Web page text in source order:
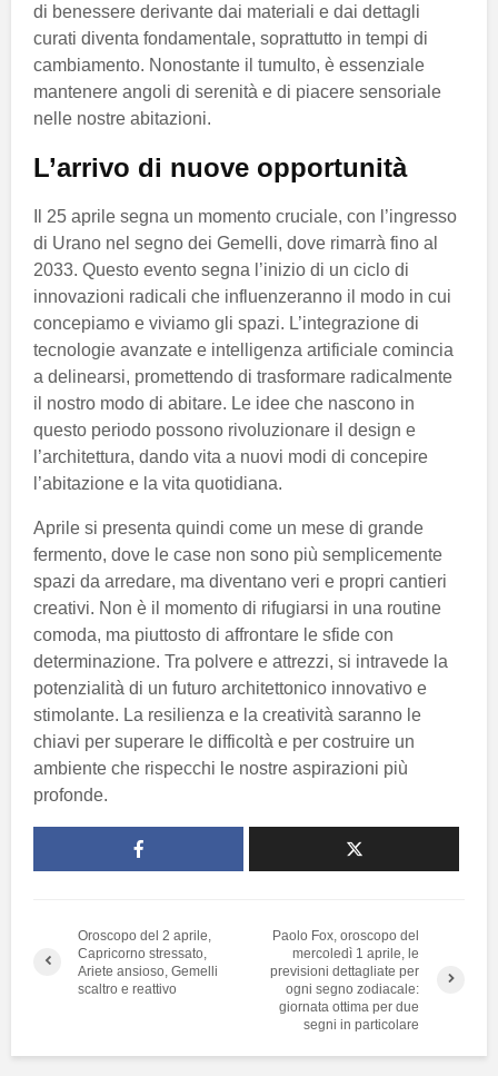
di benessere derivante dai materiali e dai dettagli
curati diventa fondamentale, soprattutto in tempi di
cambiamento. Nonostante il tumulto, è essenziale
mantenere angoli di serenità e di piacere sensoriale
nelle nostre abitazioni.
L’arrivo di nuove opportunità
Il 25 aprile segna un momento cruciale, con l’ingresso
di Urano nel segno dei Gemelli, dove rimarrà fino al
2033. Questo evento segna l’inizio di un ciclo di
innovazioni radicali che influenzeranno il modo in cui
concepiamo e viviamo gli spazi. L’integrazione di
tecnologie avanzate e intelligenza artificiale comincia
a delinearsi, promettendo di trasformare radicalmente
il nostro modo di abitare. Le idee che nascono in
questo periodo possono rivoluzionare il design e
l’architettura, dando vita a nuovi modi di concepire
l’abitazione e la vita quotidiana.
Aprile si presenta quindi come un mese di grande
fermento, dove le case non sono più semplicemente
spazi da arredare, ma diventano veri e propri cantieri
creativi. Non è il momento di rifugiarsi in una routine
comoda, ma piuttosto di affrontare le sfide con
determinazione. Tra polvere e attrezzi, si intravede la
potenzialità di un futuro architettonico innovativo e
stimolante. La resilienza e la creatività saranno le
chiavi per superare le difficoltà e per costruire un
ambiente che rispecchi le nostre aspirazioni più
profonde.
Oroscopo del 2 aprile,
Capricorno stressato,
Ariete ansioso, Gemelli
scaltro e reattivo
Paolo Fox, oroscopo del
mercoledì 1 aprile, le
previsioni dettagliate per
ogni segno zodiacale:
giornata ottima per due
segni in particolare